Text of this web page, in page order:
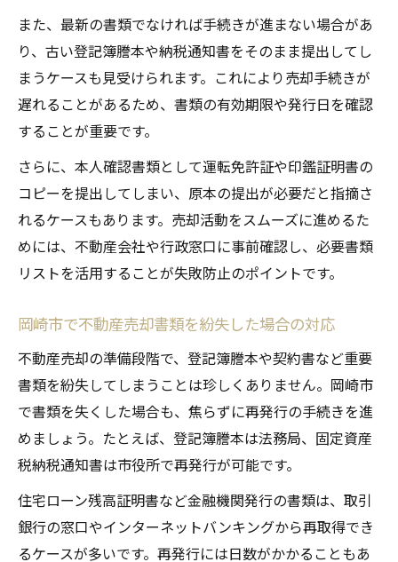
また、最新の書類でなければ手続きが進まない場合があ
り、古い登記簿謄本や納税通知書をそのまま提出してし
まうケースも見受けられます。これにより売却手続きが
遅れることがあるため、書類の有効期限や発行日を確認
することが重要です。
さらに、本人確認書類として運転免許証や印鑑証明書の
コピーを提出してしまい、原本の提出が必要だと指摘さ
れるケースもあります。売却活動をスムーズに進めるた
めには、不動産会社や行政窓口に事前確認し、必要書類
リストを活用することが失敗防止のポイントです。
岡崎市で不動産売却書類を紛失した場合の対応
不動産売却の準備段階で、登記簿謄本や契約書など重要
書類を紛失してしまうことは珍しくありません。岡崎市
で書類を失くした場合も、焦らずに再発行の手続きを進
めましょう。たとえば、登記簿謄本は法務局、固定資産
税納税通知書は市役所で再発行が可能です。
住宅ローン残高証明書など金融機関発行の書類は、取引
銀行の窓口やインターネットバンキングから再取得でき
るケースが多いです。再発行には日数がかかることもあ